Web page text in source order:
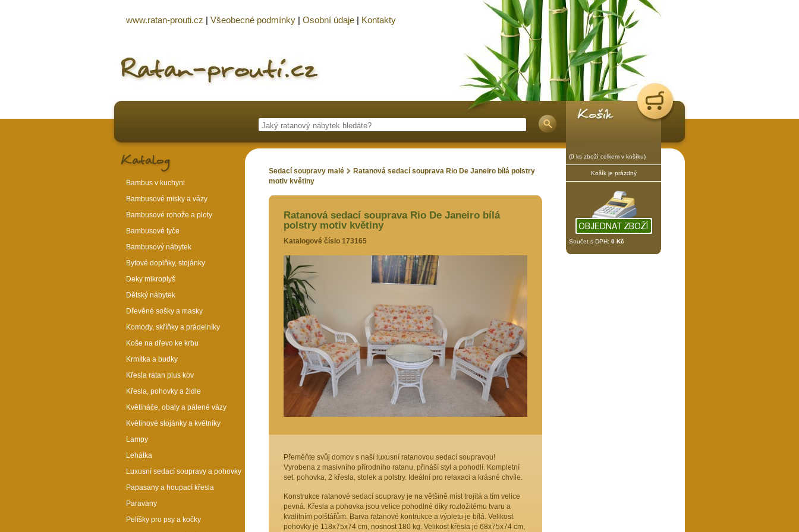
(0 ks zboží celkem v košíku)
Košík je prázdný
Součet s DPH: 0 Kč
Sedací soupravy malé
Ratanová sedací souprava Rio De Janeiro bílá polstry
motiv květiny
Ratanová sedací souprava Rio De Janeiro bílá
polstry motiv květiny
Katalogové číslo 173165
Přeměňte svůj domov s naší luxusní ratanovou sedací soupravou!
Vyrobena z masivního přírodního ratanu, přináší styl a pohodlí. Kompletní
set: pohovka, 2 křesla, stolek a polstry. Ideální pro relaxaci a krásné chvíle.
Konstrukce ratanové sedací soupravy je na většině míst trojitá a tím velice
pevná. Křesla a pohovka jsou velice pohodlné díky rozložitému tvaru a
kvalitním polštářům. Barva ratanové kontrukce a výpletu je bílá. Velikost
pohovky je 118x75x74 cm, nosnost 180 kg. Velikost křesla je 68x75x74 cm,
Bambus v kuchyni
Bambusové misky a vázy
Bambusové rohože a ploty
Bambusové tyče
Bambusový nábytek
Bytové doplňky, stojánky
Deky mikroplyš
Dětský nábytek
Dřevěné sošky a masky
Komody, skříňky a prádelníky
Koše na dřevo ke krbu
Krmítka a budky
Křesla ratan plus kov
Křesla, pohovky a židle
Květináče, obaly a pálené vázy
Květinové stojánky a květníky
Lampy
Lehátka
Luxusní sedací soupravy a pohovky
Papasany a houpací křesla
Paravany
Pelíšky pro psy a kočky
www.ratan-prouti.cz | Všeobecné podmínky | Osobní údaje | Kontakty